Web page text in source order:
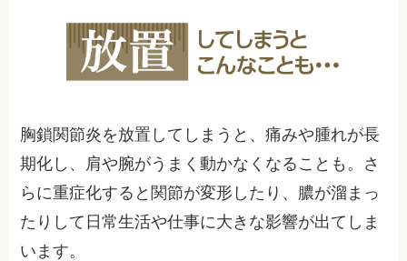
胸鎖関節炎を放置してしまうと、痛みや腫れが長
期化し、肩や腕がうまく動かなくなることも。さ
らに重症化すると関節が変形したり、膿が溜まっ
たりして日常生活や仕事に大きな影響が出てしま
います。